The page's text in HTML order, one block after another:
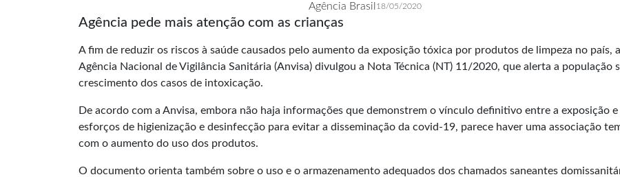
Agência Brasil 18/05/2020
Agência pede mais atenção com as crianças
A fim de reduzir os riscos à saúde causados pelo aumento da exposição tóxica por produtos de limpeza no país, a
Agência Nacional de Vigilância Sanitária (Anvisa) divulgou a Nota Técnica (NT) 11/2020, que alerta a população
crescimento dos casos de intoxicação.
De acordo com a Anvisa, embora não haja informações que demonstrem o vínculo definitivo entre a exposição e
esforços de higienização e desinfecção para evitar a disseminação da covid-19, parece haver uma associação
com o aumento do uso dos produtos.
O documento orienta também sobre o uso e o armazenamento adequados dos chamados saneantes